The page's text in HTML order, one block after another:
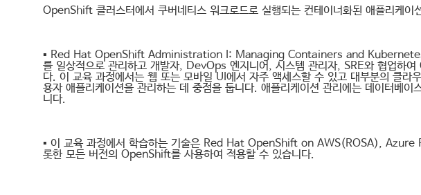
OpenShift 클러스터에서 쿠버네티스 워크로드로 실행되는 컨테이너화된 애플리케이
▪ Red Hat OpenShift Administration I: Managing Containers and
를 일상적으로 관리하고 개발자, DevOps 엔지니어, 시스템 관리자, SRE와 협업하
다. 이 교육 과정에서는 웹 또는 모바일 UI에서 자주 액세스할 수 있고 대부분의 클라
용자 애플리케이션을 관리하는 데 중점을 둡니다. 애플리케이션 관리에는 데이터베
니다.
▪ 이 교육 과정에서 학습하는 기술은 Red Hat OpenShift on AWS(ROSA),
롯한 모든 버전의 OpenShift를 사용하여 적용할 수 있습니다.